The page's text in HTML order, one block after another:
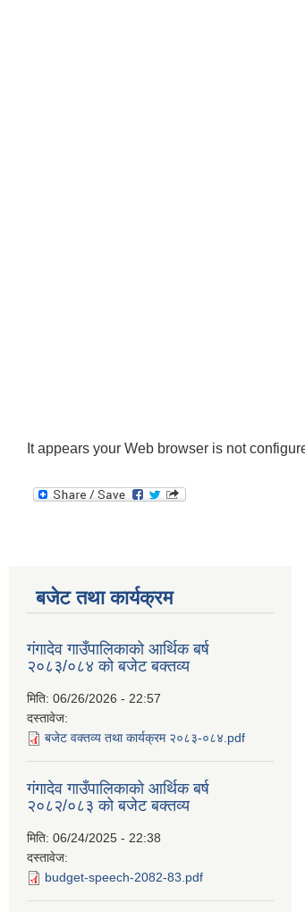
It appears your Web browser is not
बजेट तथा कार्यक्रम
गंगादेव गाउँपालिकाको आर्थिक बर्ष
२०८३/०८४ को बजेट बक्तव्य
मिति: 06/26/2026 - 22:57
दस्तावेज:
बजेट वक्तव्य तथा कार्यक्रम २०८३-०८४.pdf
गंगादेव गाउँपालिकाको आर्थिक बर्ष
२०८२/०८३ को बजेट बक्तव्य
मिति: 06/24/2025 - 22:38
दस्तावेज:
budget-speech-2082-83.pdf